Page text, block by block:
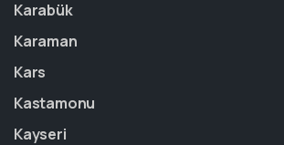
Karabük
Karaman
Kars
Kastamonu
Kayseri